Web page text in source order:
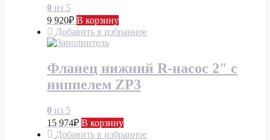
0 из 5
9 920₽ В корзину
Добавить в избранное
Фланец нижний R-насос 2″ с
ниппелем ZP3
0 из 5
15 974₽ В корзину
Добавить в избранное